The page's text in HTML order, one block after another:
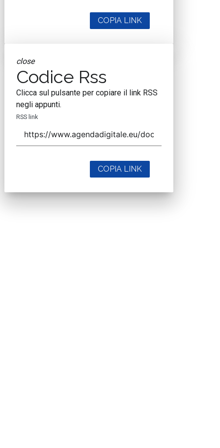
COPIA LINK
close
Codice Rss
Clicca sul pulsante per copiare il link RSS
negli appunti.
RSS link
COPIA LINK